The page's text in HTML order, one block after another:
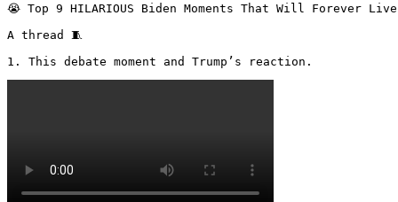
😭 Top 9 HILARIOUS Biden Moments That Will Forever
A thread 🧵
1. This debate moment and Trump’s reaction.